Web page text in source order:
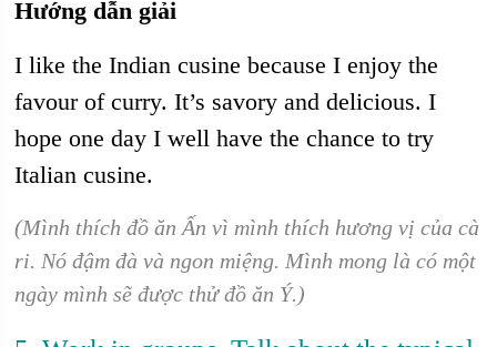
Hướng dẫn giải
I like the Indian cusine because I enjoy the
favour of curry. It’s savory and delicious. I
hope one day I well have the chance to try
Italian cusine.
(Mình thích đồ ăn Ấn vì mình thích hương vị của cà
ri. Nó đậm đà và ngon miệng. Mình mong là có một
ngày mình sẽ được thử đồ ăn Ý.)